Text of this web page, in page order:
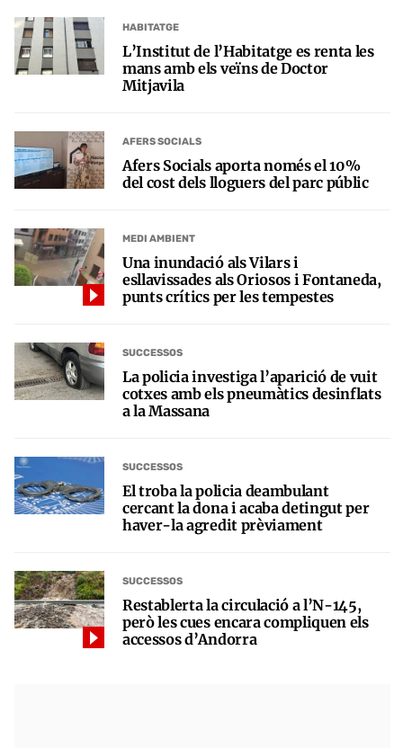
HABITATGE
L’Institut de l’Habitatge es renta les
mans amb els veïns de Doctor
Mitjavila
AFERS SOCIALS
Afers Socials aporta només el 10%
del cost dels lloguers del parc públic
MEDI AMBIENT
Una inundació als Vilars i
esllavissades als Oriosos i Fontaneda,
punts crítics per les tempestes
SUCCESSOS
La policia investiga l’aparició de vuit
cotxes amb els pneumàtics desinflats
a la Massana
SUCCESSOS
El troba la policia deambulant
cercant la dona i acaba detingut per
haver-la agredit prèviament
SUCCESSOS
Restablerta la circulació a l’N-145,
però les cues encara compliquen els
accessos d’Andorra